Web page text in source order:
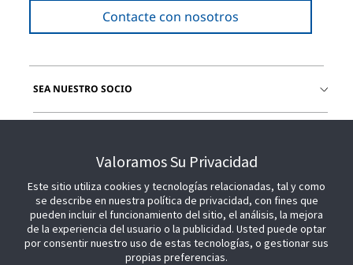
Contacte con nosotros
SEA NUESTRO SOCIO
Valoramos Su Privacidad
Este sitio utiliza cookies y tecnologías relacionadas, tal y como
se describe en nuestra política de privacidad, con fines que
pueden incluir el funcionamiento del sitio, el análisis, la mejora
de la experiencia del usuario o la publicidad. Usted puede optar
por consentir nuestro uso de estas tecnologías, o gestionar sus
propias preferencias.